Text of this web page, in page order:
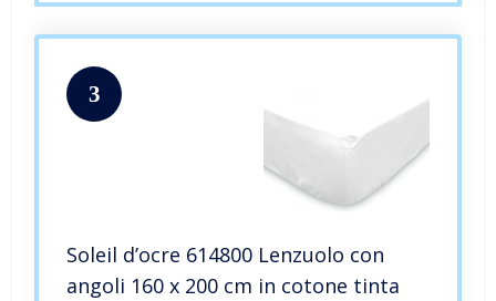
3
Soleil d’ocre 614800 Lenzuolo con
angoli 160 x 200 cm in cotone tinta